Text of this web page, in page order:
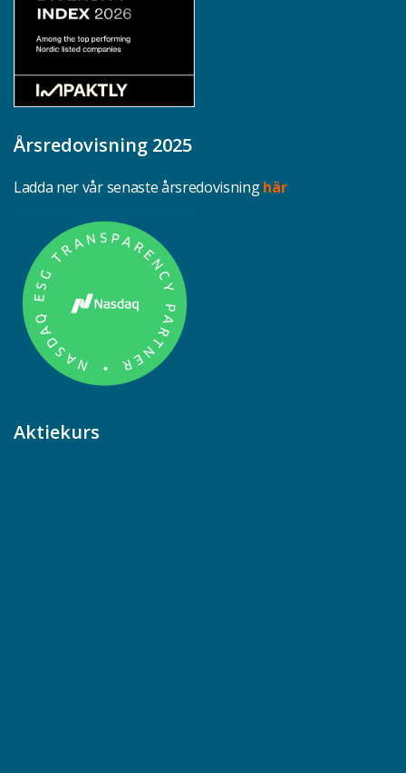
Årsredovisning 2025
Ladda ner vår senaste årsredovisninghär
Aktiekurs